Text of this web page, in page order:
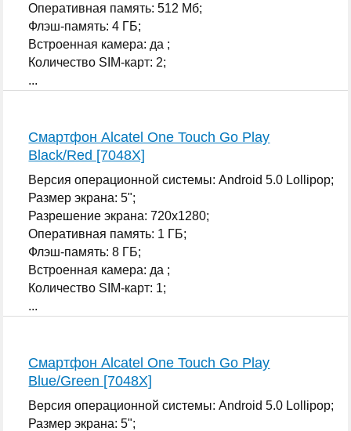
Оперативная память: 512 Мб;
Флэш-память: 4 ГБ;
Встроенная камера: да ;
Количество SIM-карт: 2;
...
Смартфон Alcatel One Touch Go Play
Black/Red [7048X]
Версия операционной системы: Android 5.0 Lollipop;
Размер экрана: 5";
Разрешение экрана: 720x1280;
Оперативная память: 1 ГБ;
Флэш-память: 8 ГБ;
Встроенная камера: да ;
Количество SIM-карт: 1;
...
Смартфон Alcatel One Touch Go Play
Blue/Green [7048X]
Версия операционной системы: Android 5.0 Lollipop;
Размер экрана: 5";